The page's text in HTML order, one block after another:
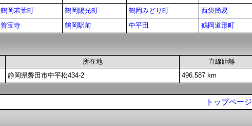
鶴岡若葉町 鶴岡陽光町 鶴岡みどり町
西袋簡易
善宝寺 鶴岡駅前 中平田 鶴岡道形町
所在地
直線距離
静岡県磐田市中平松434-2 496.587 km
トップページ